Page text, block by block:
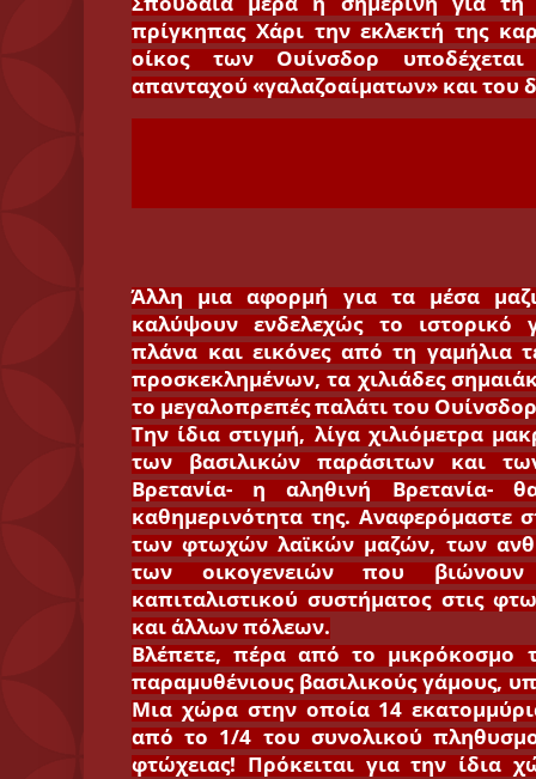
πρίγκηπας Χάρι την εκλεκτή της
οίκος των Ουίνσδορ
απανταχού «γαλαζοαίματων» και του
Άλλη μια αφορμή για τα μέσα
καλύψουν ενδελεχώς το ιστορικό
πλάνα και εικόνες από τη γαμήλια
προσκεκλημένων, τα χιλιάδες
το μεγαλοπρεπές παλάτι του
Την ίδια στιγμή, λίγα χιλιόμετρα
των βασιλικών παράσιτων και
Βρετανία- η αληθινή Βρετανία-
καθημερινότητα της. Αναφερόμαστε
των φτωχών λαϊκών μαζών, των
των οικογενειών που
καπιταλιστικού συστήματος στις
και άλλων πόλεων.
Βλέπετε, πέρα από το μικρόκοσμο
παραμυθένιους βασιλικούς γάμους,
Μια χώρα στην οποία 14
από το 1/4 του συνολικού
φτώχειας! Πρόκειται για την ίδια